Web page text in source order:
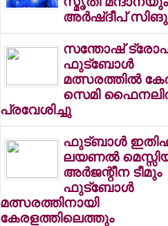
അര്‍ഷ്ദീപ്
സന്തോഷ്
ഫുട്‌ബോള്‍
മത്സരത്തില്‍
സെമി
പ്രവേശിച്ചു
ഫുട്ബാള്‍
ലയണല്‍
അര്‍ജന്റീന ടീമും
ഫുട്‌ബോള്‍
മത്സരത്തിനായി
കേരളത്തിലെത്തും